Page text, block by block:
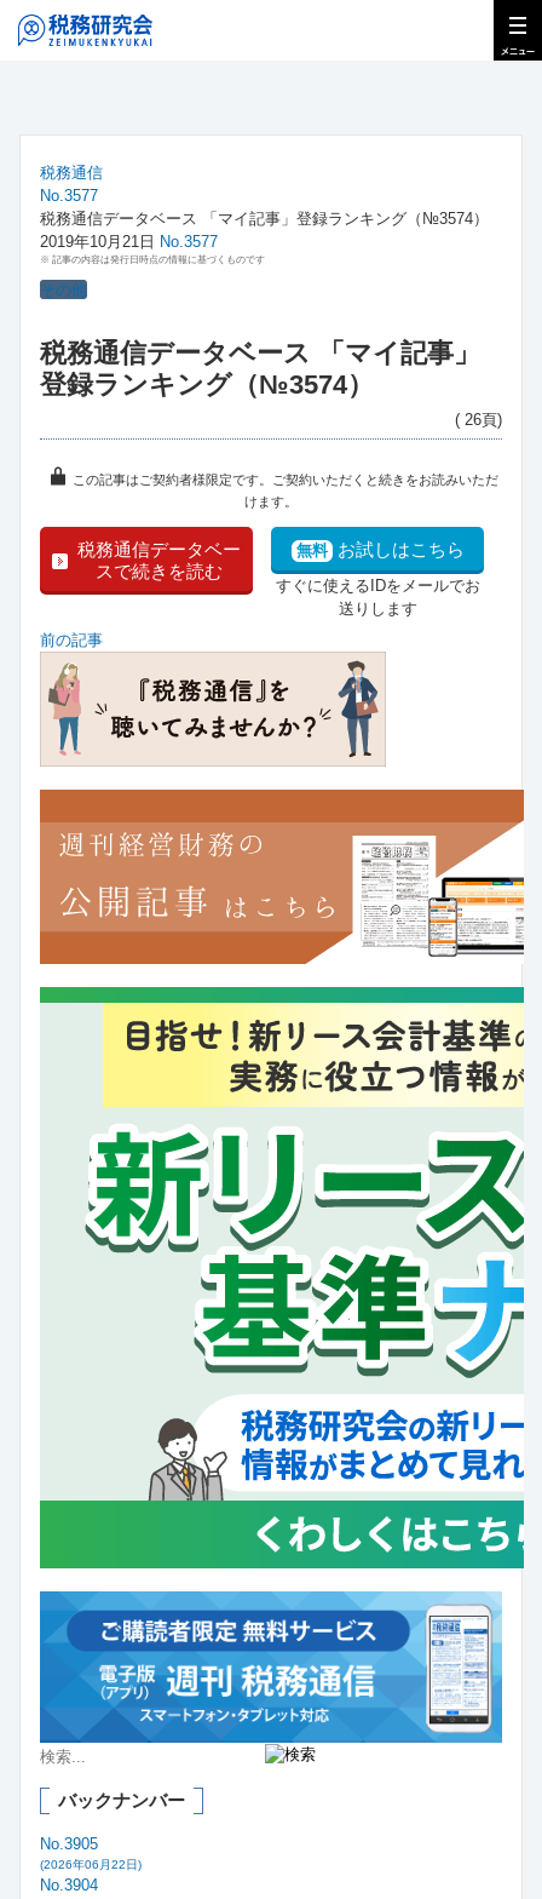
税務通信
No.3577
税務通信データベース 「マイ記事」登録ランキング（№3574）
2019年10月21日 No.3577
※ 記事の内容は発行日時点の情報に基づくものです
その他
税務通信データベース 「マイ記事」
登録ランキング（№3574）
( 26頁)
この記事はご契約者様限定です。ご契約いただくと続きをお読みいただ
けます。
税務通信データベー
スで続きを読む
無料 お試しはこちら
すぐに使えるIDをメールでお
送りします
前の記事
バックナンバー
No.3905
(2026年06月22日)
No.3904